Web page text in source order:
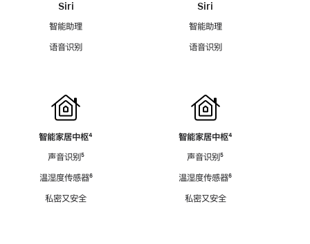
Siri
智能助理
语音识别
智能家居中枢脚
⁴
声音识别脚
⁵
温湿度传感器脚
⁶
私密又安全
Siri
智能助理
语音识别
智能家居中枢脚
⁴
声音识别脚
⁵
温湿度传感器脚
⁶
私密又安全